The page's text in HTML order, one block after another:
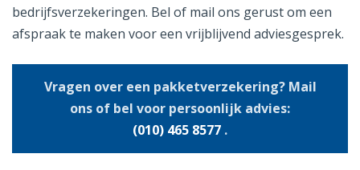
bedrijfsverzekeringen. Bel of mail ons gerust om een
afspraak te maken voor een vrijblijvend adviesgesprek.
Vragen over een pakketverzekering? Mail
ons of bel voor persoonlijk advies:
(010) 465 8577 .